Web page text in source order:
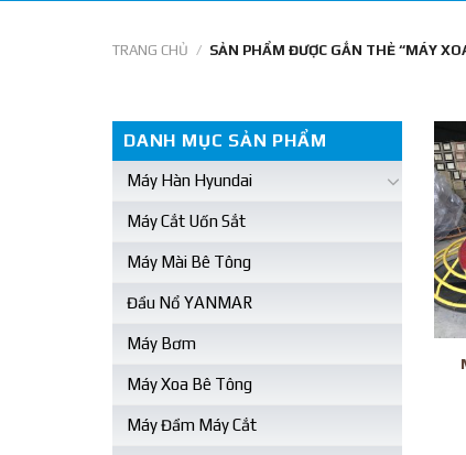
TRANG CHỦ / SẢN PHẨM ĐƯỢC GẮN THẺ “MÁY
DANH MỤC SẢN PHẨM
Máy Hàn Hyundai
Máy Cắt Uốn Sắt
Máy Mài Bê Tông
Đầu Nổ YANMAR
Máy Bơm
Máy Xoa Bê Tông
Máy Đầm Máy Cắt